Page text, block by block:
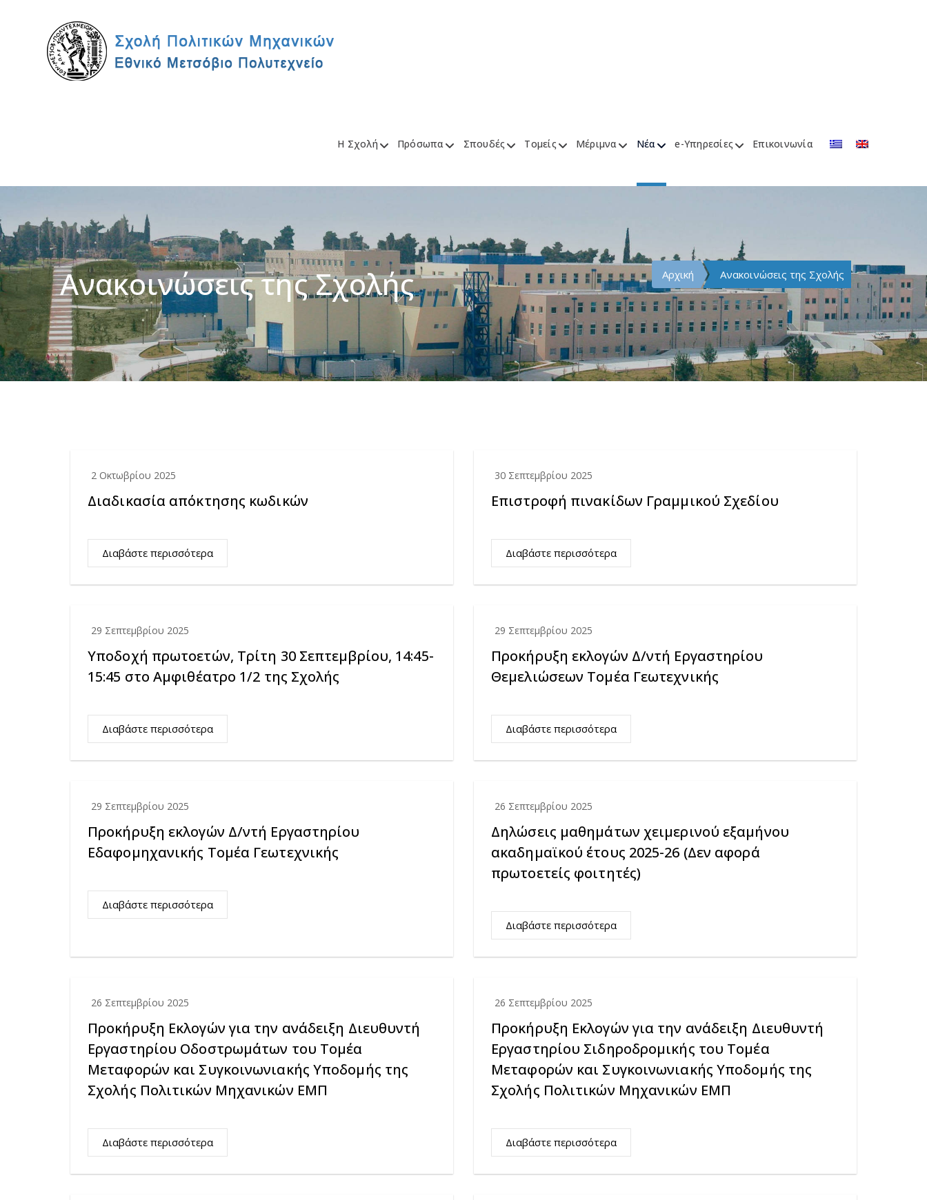
Η Σχολή Πρόσωπα Σπουδές Τομείς Μέριμνα Νέα e-Υπηρεσίες Επικοινωνία
Ανακοινώσεις της Σχολής Αρχική Ανακοινώσεις της Σχολής
2 Οκτωβρίου 2025
Διαδικασία απόκτησης κωδικών
Διαβάστε περισσότερα
30 Σεπτεμβρίου 2025
Επιστροφή πινακίδων Γραμμικού Σχεδίου
Διαβάστε περισσότερα
29 Σεπτεμβρίου 2025
Υποδοχή πρωτοετών, Τρίτη 30 Σεπτεμβρίου, 14:45-
15:45 στο Αμφιθέατρο 1/2 της Σχολής
Διαβάστε περισσότερα
29 Σεπτεμβρίου 2025
Προκήρυξη εκλογών Δ/ντή Εργαστηρίου
Θεμελιώσεων Τομέα Γεωτεχνικής
Διαβάστε περισσότερα
29 Σεπτεμβρίου 2025
Προκήρυξη εκλογών Δ/ντή Εργαστηρίου
Εδαφομηχανικής Τομέα Γεωτεχνικής
Διαβάστε περισσότερα
26 Σεπτεμβρίου 2025
Δηλώσεις μαθημάτων χειμερινού εξαμήνου
ακαδημαϊκού έτους 2025-26 (Δεν αφορά
πρωτοετείς φοιτητές)
Διαβάστε περισσότερα
26 Σεπτεμβρίου 2025
Προκήρυξη Εκλογών για την ανάδειξη Διευθυντή
Εργαστηρίου Οδοστρωμάτων του Τομέα
Μεταφορών και Συγκοινωνιακής Υποδομής της
Σχολής Πολιτικών Μηχανικών ΕΜΠ
Διαβάστε περισσότερα
26 Σεπτεμβρίου 2025
Προκήρυξη Εκλογών για την ανάδειξη Διευθυντή
Εργαστηρίου Σιδηροδρομικής του Τομέα
Μεταφορών και Συγκοινωνιακής Υποδομής της
Σχολής Πολιτικών Μηχανικών ΕΜΠ
Διαβάστε περισσότερα